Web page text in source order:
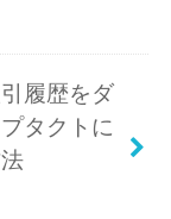
履歴をダ
タクトに